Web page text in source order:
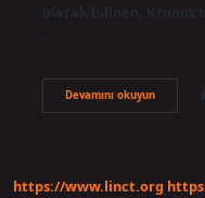
olarak bilinen,
Devamını okuyunUranüs
Etkisi
https://www.linct.org